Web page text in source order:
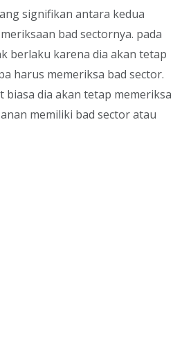
signifikan antara kedua
bad sectornya. pada
berlaku karena dia akan tetap
harus memeriksa bad sector.
biasa dia akan tetap memeriksa
memiliki bad sector atau